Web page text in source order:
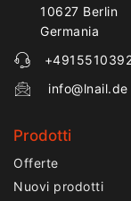
10627 Berlin
Germania
info@lnail.de
Prodotti
Offerte
Nuovi prodotti